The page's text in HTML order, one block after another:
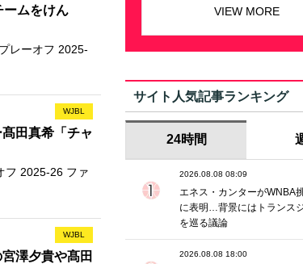
ームをけん
レーオフ 2025-
WJBL
田真希「チャ
フ 2025-26 ファ
WJBL
澤夕貴や髙田
VIEW MORE
サイト人気記事ランキング
24時間
2026.08.08 08:09
エネス・カンターがWNBA
に表明…背景にはトランス
を巡る議論
2026.08.08 18:00